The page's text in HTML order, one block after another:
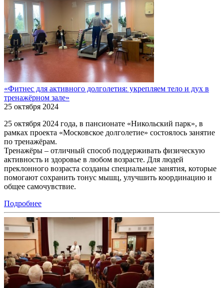
«Фитнес для активного долголетия: укрепляем тело и дух в
тренажёрном зале»
25 октября 2024
25 октября 2024 года, в пансионате «Никольский парк», в
рамках проекта «Московское долголетие» состоялось занятие
по тренажёрам.
Тренажёры – отличный способ поддерживать физическую
активность и здоровье в любом возрасте. Для людей
преклонного возраста созданы специальные занятия, которые
помогают сохранить тонус мышц, улучшить координацию и
общее самочувствие.
Подробнее